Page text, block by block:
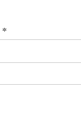
*